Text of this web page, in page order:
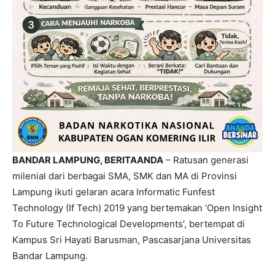
BANDAR LAMPUNG, BERITAANDA – Ratusan generasi
milenial dari berbagai SMA, SMK dan MA di Provinsi
Lampung ikuti gelaran acara Informatic Funfest
Technology (If Tech) 2019 yang bertemakan ‘Open Insight
To Future Technological Developments’, bertempat di
Kampus Sri Hayati Barusman, Pascasarjana Universitas
Bandar Lampung.